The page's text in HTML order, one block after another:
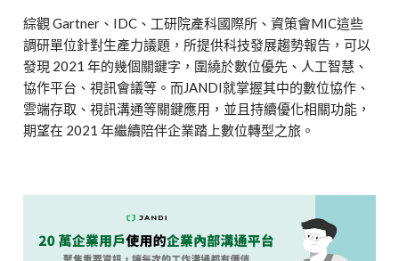
綜觀 Gartner、IDC、工研院產科國際所、資策會MIC這些
調研單位針對生產力議題，所提供科技發展趨勢報告，可以
發現 2021 年的幾個關鍵字，圍繞於數位優先、人工智慧、
協作平台、視訊會議等。而JANDI就掌握其中的數位協作、
雲端存取、視訊溝通等關鍵應用，並且持續優化相關功能，
期望在 2021 年繼續陪伴企業踏上數位轉型之旅。